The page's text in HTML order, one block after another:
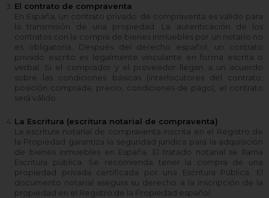
El contrato de compraventa
En España, un contrato privado de compraventa es válido para
la transmisión de una propiedad. La autenticación de los
contratos con la compra de bienes inmuebles por un notario no
es obligatoria. Después del derecho español, un contrato
privado escrito es legalmente vinculante en forma escrita o
verbal. Si el comprador y el proveedor llegan a un acuerdo
sobre las condiciones básicas (interlocutores del contrato,
posición comprada, precio, condiciones de pago), el contrato
será válido.
La Escritura (escritura notarial de compraventa)
La escritura notarial de compraventa inscrita en el Registro de
la Propiedad garantiza la seguridad jurídica para la adquisición
de bienes inmuebles en España. El tratado notarial se llama
Escritura pública. Se recomienda tener la compra de una
propiedad privada certificada por una Escritura Pública. El
documento notarial asegura su derecho a la inscripción de la
propiedad en el Registro de la Propiedad español.